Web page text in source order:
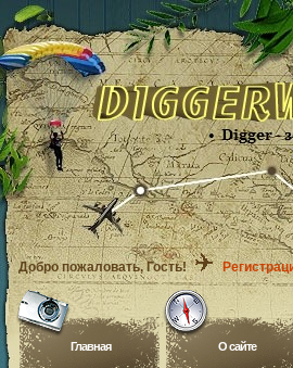
Добро пожаловать, Гость!
Главная O сайте